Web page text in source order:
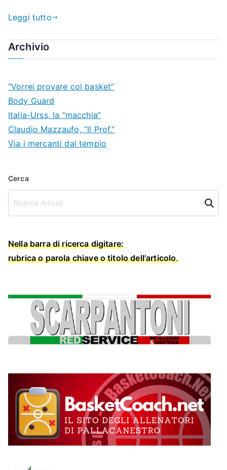
Leggi tutto
Archivio
“Vorrei provare col basket”
Body Guard
Italia-Urss, la “macchia”
Claudio Mazzaufo, “Il Prof.”
Via i mercanti dal tempio
Cerca
Cerca
Nella barra di ricerca digitare:
rubrica o parola chiave o titolo dell'articolo.